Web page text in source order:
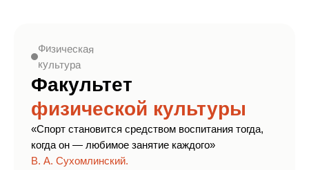
Факультет
физической культуры
Физическая
культура
«Спорт становится средством воспитания тогда,
когда он — любимое занятие каждого»
В. А. Сухомлинский.